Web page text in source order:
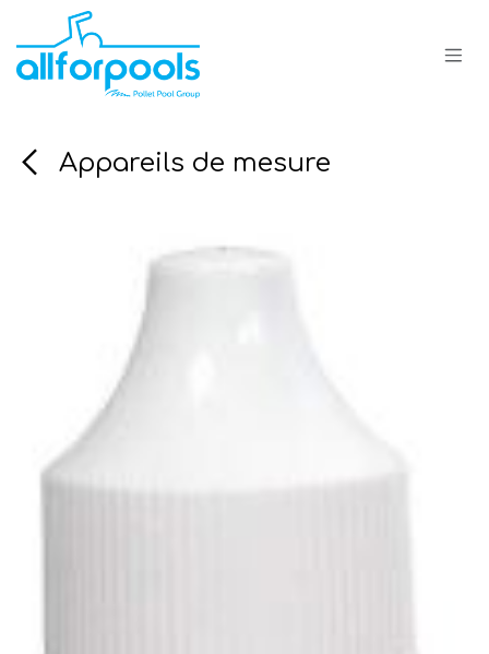
Se rendre au contenu
Appareils de mesure